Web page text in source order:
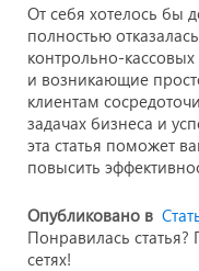
От себя хотелось бы
полностью
контрольно-
и возникающие
клиентам
задачах бизнеса и
эта статья поможет
повысить
Опубликовано в
Понравилась
сетях!